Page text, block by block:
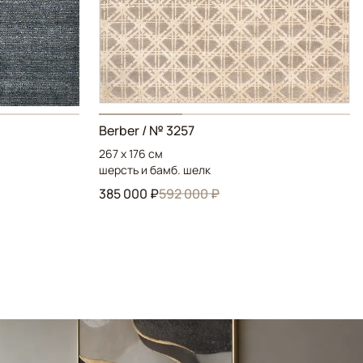
Berber / № 3257
267 x 176 см
шерсть и бамб. шелк
385 000 ₽592 000 ₽